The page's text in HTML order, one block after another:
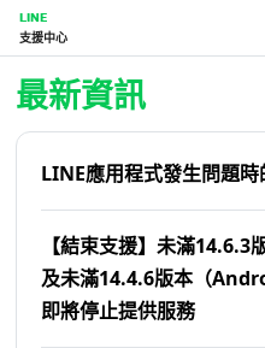
LINE
支援中心
首頁 | LINE支援中心
最新資訊
LINE應用程式發生問題
【結束支援】未滿14.6.3
及未滿14.4.6版本（
即將停止提供服務